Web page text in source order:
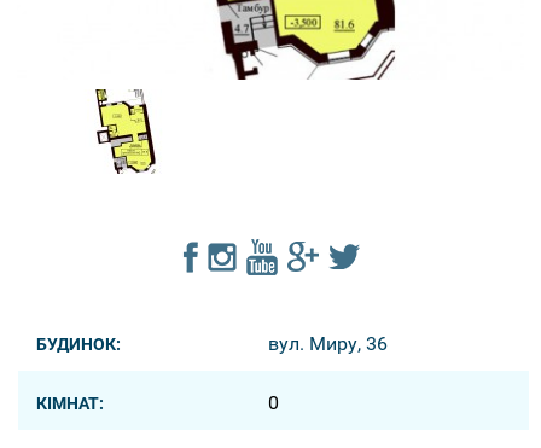
БУДИНОК: вул. Миру, 36
КІМНАТ: 0